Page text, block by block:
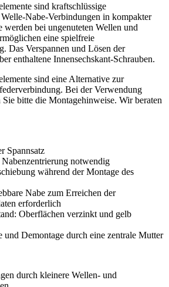
sind kraftschlüssige
Welle-Nabe-Verbindungen in kompakter
werden bei ungenuteten Wellen und
eine spielfreie
Das Verspannen und Lösen der
enthaltene Innensechskant-Schrauben.
sind eine Alternative zur
Bei der Verwendung
Sie bitte die Montagehinweise. Wir beraten
Spannsatz
notwendig
während der Montage des
Nabe zum Erreichen der
erforderlich
Oberflächen verzinkt und gelb
und Demontage durch eine zentrale Mutter
durch kleinere Wellen- und